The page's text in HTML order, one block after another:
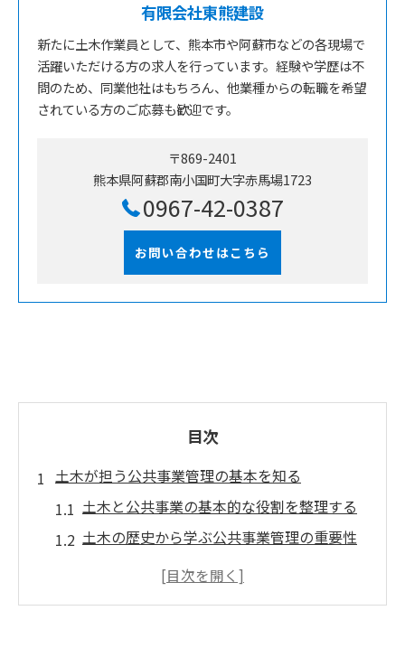
有限会社東熊建設
新たに土木作業員として、熊本市や阿蘇市などの各現場で
活躍いただける方の求人を行っています。経験や学歴は不
問のため、同業他社はもちろん、他業種からの転職を希望
されている方のご応募も歓迎です。
〒869-2401
熊本県阿蘇郡南小国町大字赤馬場1723
0967-42-0387
お問い合わせはこちら
目次
土木が担う公共事業管理の基本を知る
土木と公共事業の基本的な役割を整理する
土木の歴史から学ぶ公共事業管理の重要性
公共土木事業の仕組みと社会への影響を解